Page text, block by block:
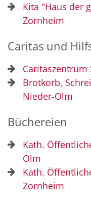
Kita "Haus der
Zornheim
Caritas und
Caritaszentrum
Brotkorb,
Nieder-Olm
Büchereien
Kath.
Olm
Kath.
Zornheim